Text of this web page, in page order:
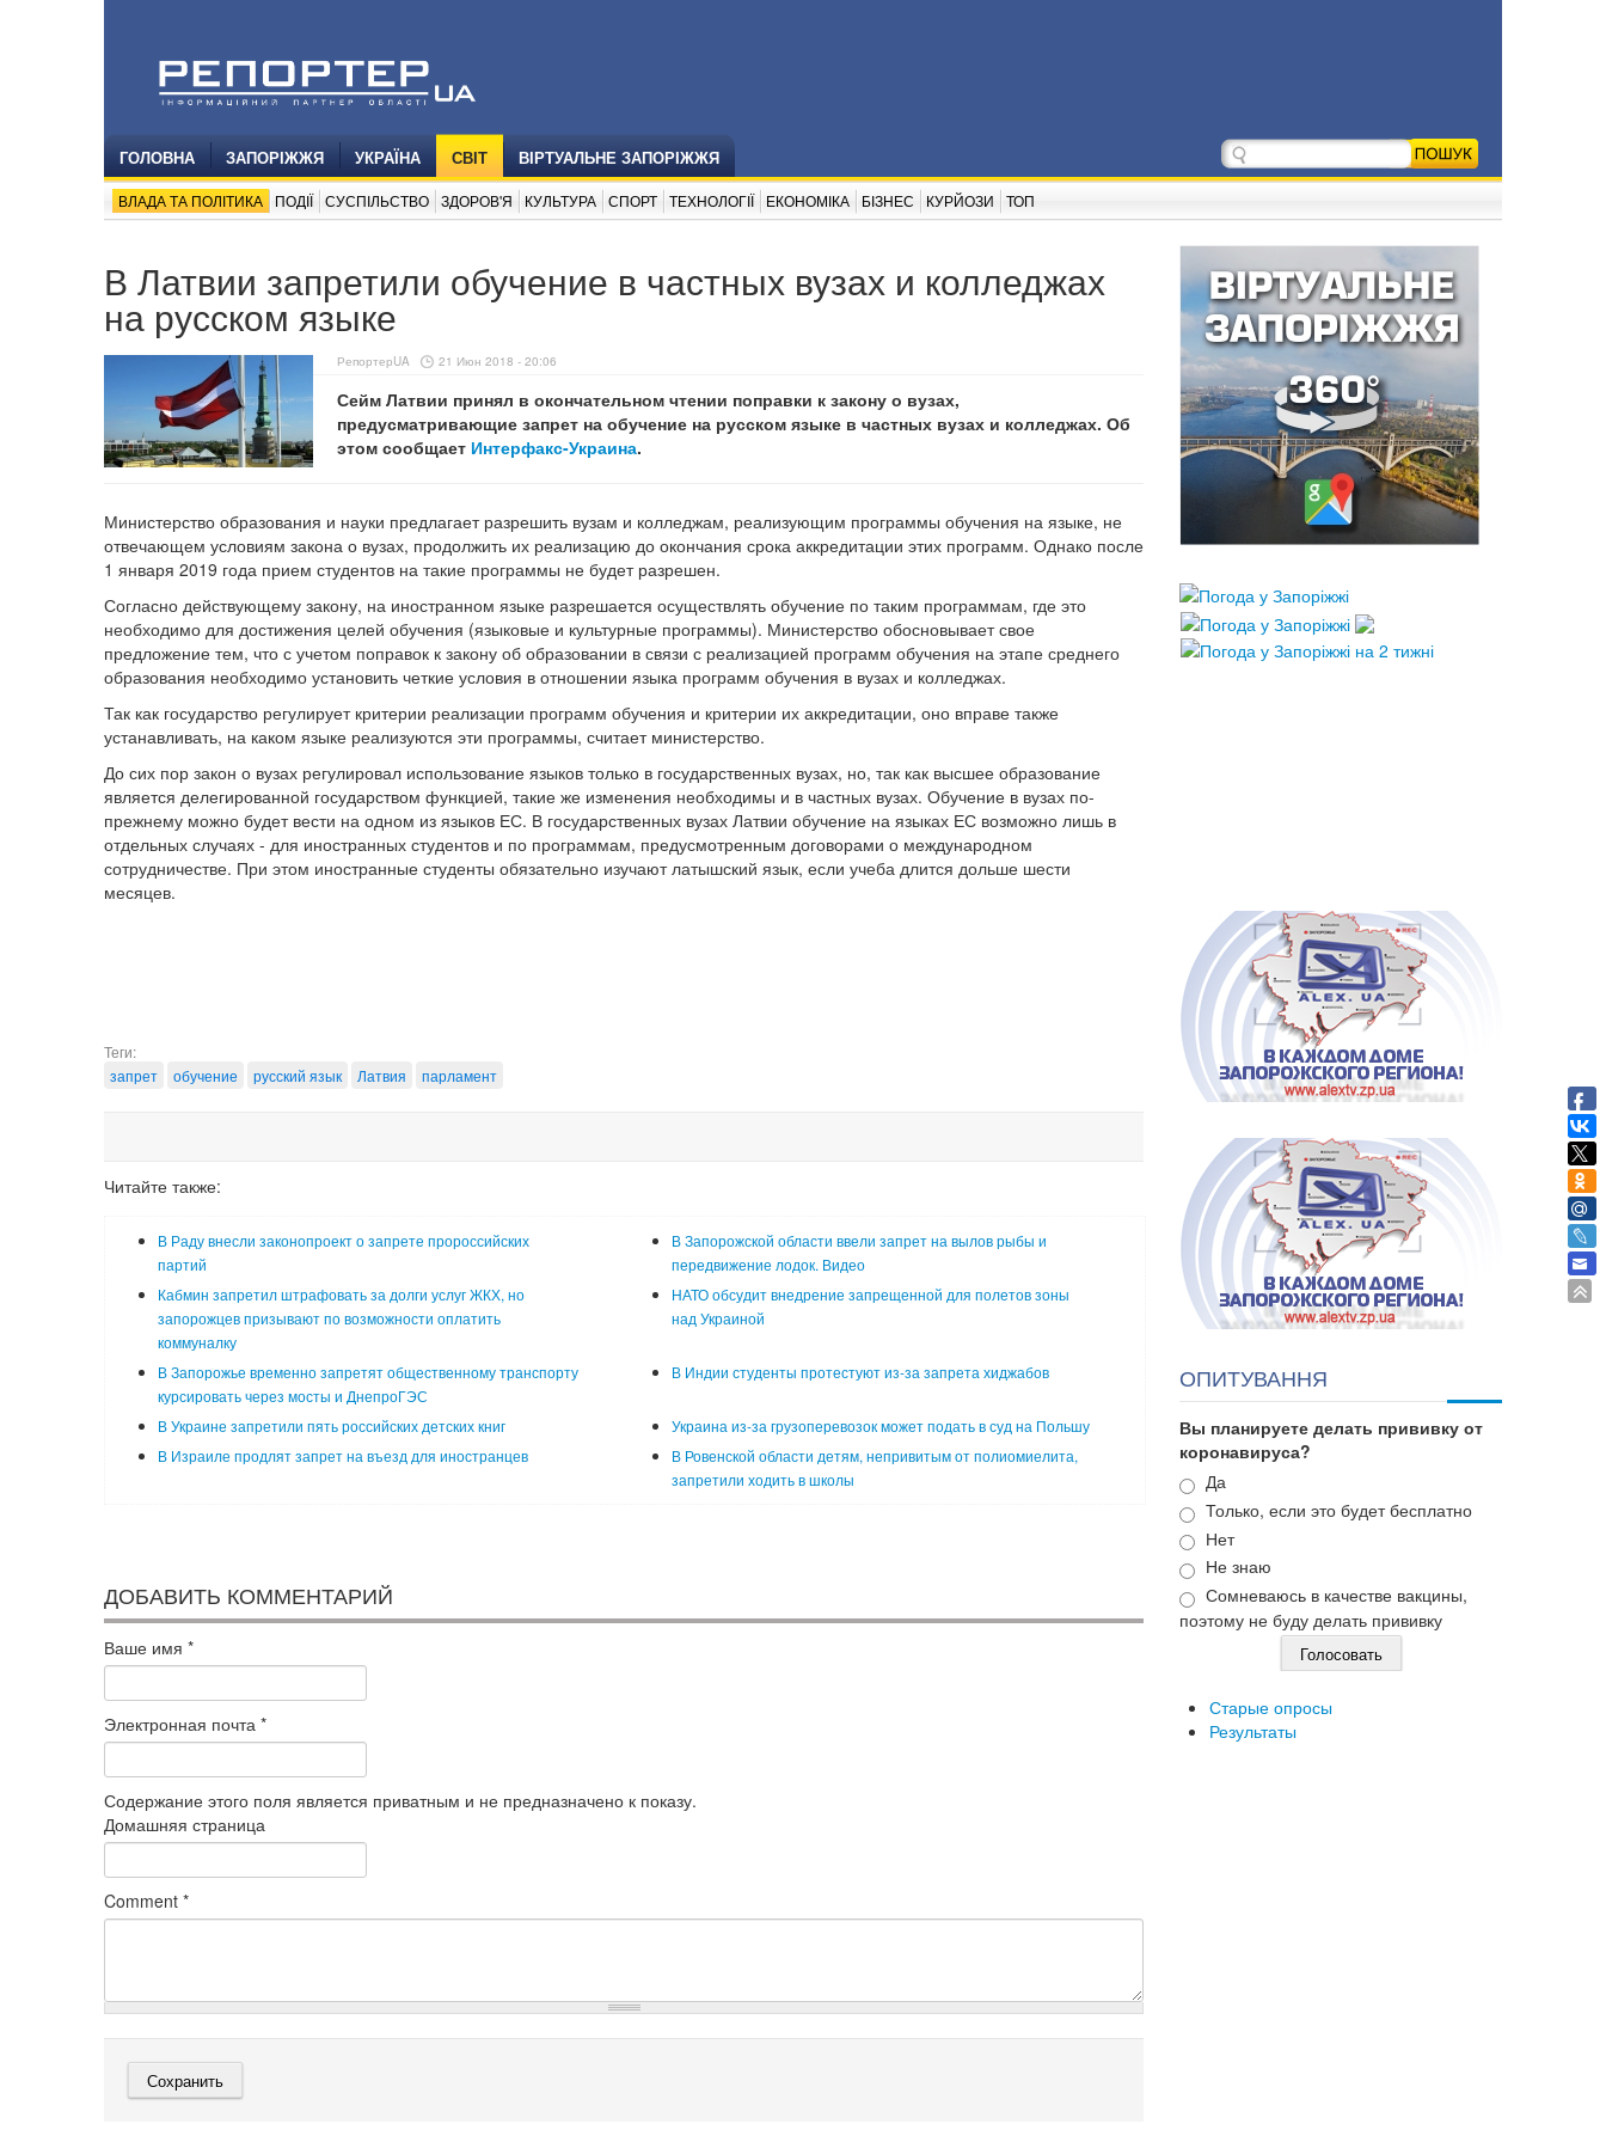
ГОЛОВНА ЗАПОРІЖЖЯ УКРАЇНА СВІТ ВІРТУАЛЬНЕ ЗАПОРІЖЖЯ
ВЛАДА ТА ПОЛІТИКА ПОДІЇ СУСПІЛЬСТВО ЗДОРОВ'Я КУЛЬТУРА СПОРТ ТЕХНОЛОГІЇ ЕКОНОМІКА БІЗНЕС КУРЙОЗИ ТОП
В Латвии запретили обучение в частных вузах и колледжах
на русском языке
РепортерUA 21 Июн 2018 - 20:06
Сейм Латвии принял в окончательном чтении поправки к закону о вузах,
предусматривающие запрет на обучение на русском языке в частных вузах и колледжах. Об
этом сообщает Интерфакс-Украина.
Министерство образования и науки предлагает разрешить вузам и колледжам, реализующим программы обучения на языке, не
отвечающем условиям закона о вузах, продолжить их реализацию до окончания срока аккредитации этих программ. Однако после
1 января 2019 года прием студентов на такие программы не будет разрешен.
Согласно действующему закону, на иностранном языке разрешается осуществлять обучение по таким программам, где это
необходимо для достижения целей обучения (языковые и культурные программы). Министерство обосновывает свое
предложение тем, что с учетом поправок к закону об образовании в связи с реализацией программ обучения на этапе среднего
образования необходимо установить четкие условия в отношении языка программ обучения в вузах и колледжах.
Так как государство регулирует критерии реализации программ обучения и критерии их аккредитации, оно вправе также
устанавливать, на каком языке реализуются эти программы, считает министерство.
До сих пор закон о вузах регулировал использование языков только в государственных вузах, но, так как высшее образование
является делегированной государством функцией, такие же изменения необходимы и в частных вузах. Обучение в вузах по-
прежнему можно будет вести на одном из языков ЕС. В государственных вузах Латвии обучение на языках ЕС возможно лишь в
отдельных случаях - для иностранных студентов и по программам, предусмотренным договорами о международном
сотрудничестве. При этом иностранные студенты обязательно изучают латышский язык, если учеба длится дольше шести
месяцев.
Теги:
запрет
обучение русский язык Латвия парламент
Читайте также:
В Раду внесли законопроект о запрете пророссийских
партий
В Запорожской области ввели запрет на вылов рыбы и
передвижение лодок. Видео
Кабмин запретил штрафовать за долги услуг ЖКХ, но
запорожцев призывают по возможности оплатить
коммуналку
НАТО обсудит внедрение запрещенной для полетов зоны
над Украиной
В Запорожье временно запретят общественному транспорту
курсировать через мосты и ДнепроГЭС
В Индии студенты протестуют из-за запрета хиджабов
В Украине запретили пять российских детских книг
Украина из-за грузоперевозок может подать в суд на Польшу
В Израиле продлят запрет на въезд для иностранцев
В Ровенской области детям, непривитым от полиомиелита,
запретили ходить в школы
ДОБАВИТЬ КОММЕНТАРИЙ
Ваше имя *
Электронная почта *
Содержание этого поля является приватным и не предназначено к показу.
Домашняя страница
Comment *
ОПИТУВАННЯ
Вы планируете делать прививку от
коронавируса?
Варианты
Да
Только, если это будет бесплатно
Нет
Не знаю
Сомневаюсь в качестве вакцины,
поэтому не буду делать прививку
Старые опросы
Результаты